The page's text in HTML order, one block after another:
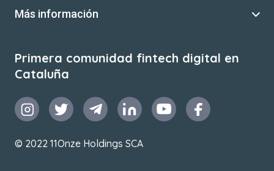
Más información
Primera comunidad fintech digital en
Cataluña
© 2022 11Onze Holdings SCA